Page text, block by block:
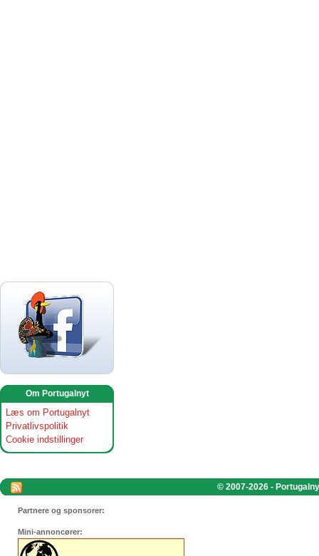
Om Portugalnyt
Læs om Portugalnyt
Privatlivspolitik
Cookie indstillinger
© 2007-2026 -
Partnere og sponsorer:
Mini-annoncører: